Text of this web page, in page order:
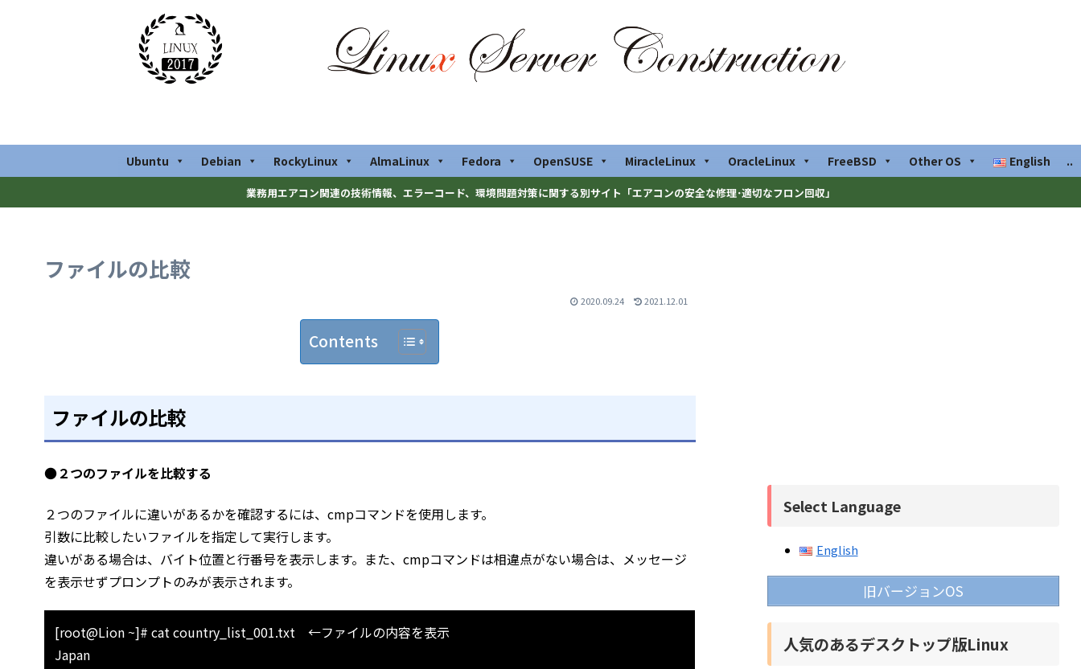
Ubuntu Debian RockyLinux AlmaLinux Fedora OpenSUSE MiracleLinux OracleLinux FreeBSD Other OS English ..
業務用エアコン関連の技術情報、エラーコード、環境問題対策に関する別サイト「エアコンの安全な修理･適切なフロン回収」
ファイルの比較
2020.09.24 2021.12.01
Contents
ファイルの比較
●２つのファイルを比較する
２つのファイルに違いがあるかを確認するには、cmpコマンドを使用します。
引数に比較したいファイルを指定して実行します。
違いがある場合は、バイト位置と行番号を表示します。また、cmpコマンドは相違点がない場合は、メッセージ
を表示せずプロンプトのみが表示されます。
[root@Lion ~]# cat country_list_001.txt ←ファイルの内容を表示
Japan
Select Language
English
旧バージョンOS
人気のあるデスクトップ版Linux